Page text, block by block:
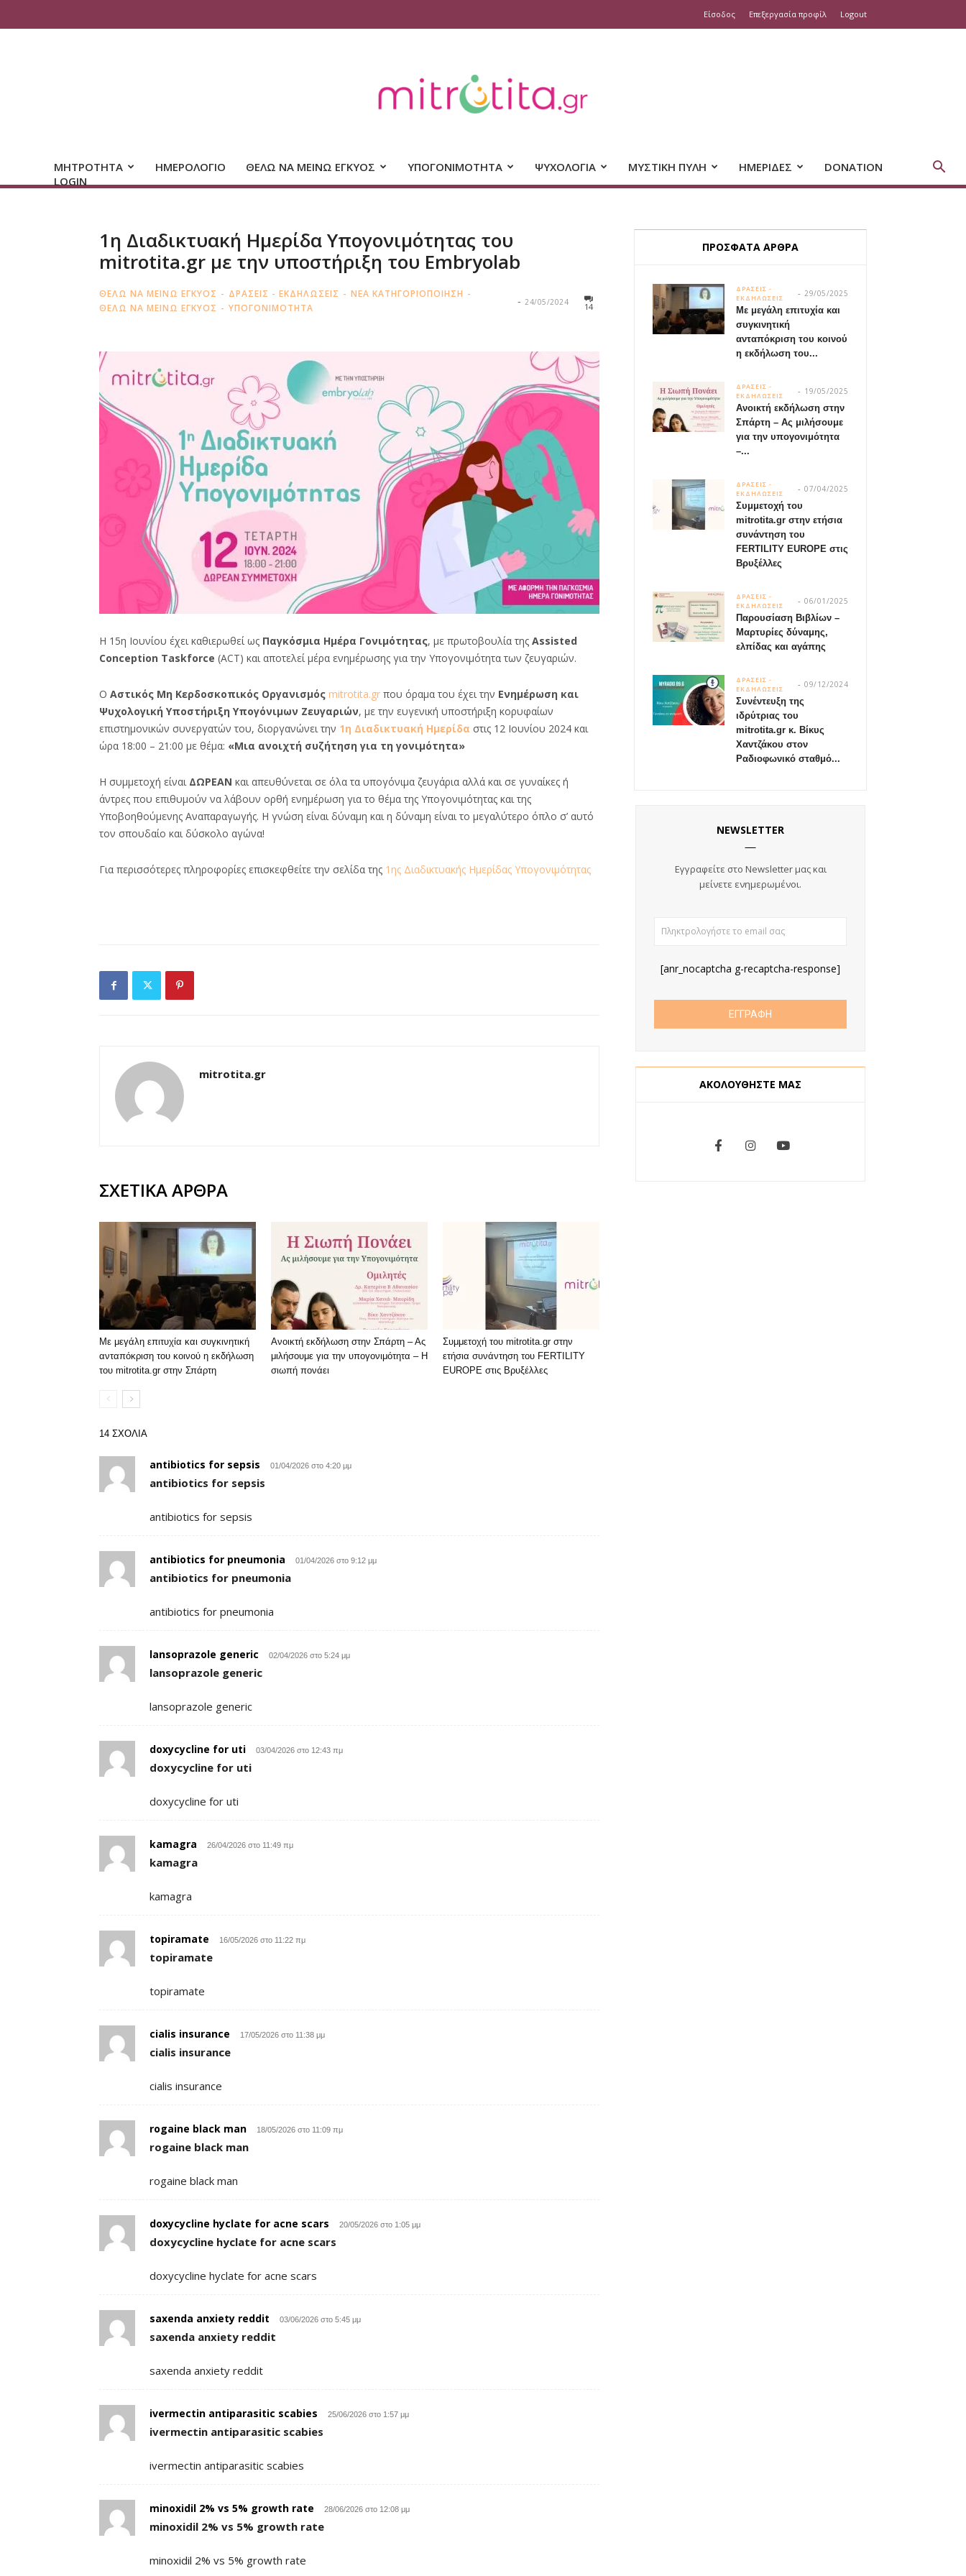
Είσοδος Επεξεργασία προφίλ Logout
Mitrotita
ΜΗΤΡΟΤΗΤΑ ΗΜΕΡΟΛΟΓΙΟ ΘΕΛΩ ΝΑ ΜΕΙΝΩ ΕΓΚΥΟΣ ΥΠΟΓΟΝΙΜΟΤΗΤΑ ΨΥΧΟΛΟΓΙΑ ΜΥΣΤΙΚΗ ΠΥΛΗ ΗΜΕΡΙΔΕΣ
DONATION
LOGIN
Θέλω να μείνω έγκυος
[wpseo_breadcrumb]
1η Διαδικτυακή Ημερίδα Υπογονιμότητας του
mitrotita.gr με την υποστήριξη του Embryolab
ΘΕΛΩ ΝΑ ΜΕΙΝΩ ΕΓΚΥΟΣ ΔΡΑΣΕΙΣ - ΕΚΔΗΛΩΣΕΙΣ
ΝΕΑ ΚΑΤΗΓΟΡΙΟΠΟΙΗΣΗ
ΘΕΛΩ ΝΑ ΜΕΙΝΩ ΕΓΚΥΟΣ
ΥΠΟΓΟΝΙΜΟΤΗΤΑ
24/05/2024 14
Η 15η Ιουνίου έχει καθιερωθεί ως Παγκόσμια Ημέρα Γονιμότητας, με πρωτοβουλία της Assisted
Conception Taskforce (ACT) και αποτελεί μέρα ενημέρωσης για την Υπογονιμότητα των ζευγαριών.
Ο Αστικός Μη Κερδοσκοπικός Οργανισμός mitrotita.gr που όραμα του έχει την Ενημέρωση και
Ψυχολογική Υποστήριξη Υπογόνιμων Ζευγαριών, με την ευγενική υποστήριξη κορυφαίων
επιστημονικών συνεργατών του, διοργανώνει την 1η Διαδικτυακή Ημερίδα στις 12 Ιουνίου 2024 και
ώρα 18:00 – 21:00 με θέμα: «Μια ανοιχτή συζήτηση για τη γονιμότητα»
Η συμμετοχή είναι ΔΩΡΕΑΝ και απευθύνεται σε όλα τα υπογόνιμα ζευγάρια αλλά και σε γυναίκες ή
άντρες που επιθυμούν να λάβουν ορθή ενημέρωση για το θέμα της Υπογονιμότητας και της
Υποβοηθούμενης Αναπαραγωγής. Η γνώση είναι δύναμη και η δύναμη είναι το μεγαλύτερο όπλο σ’ αυτό
τον σπουδαίο και δύσκολο αγώνα!
Για περισσότερες πληροφορίες επισκεφθείτε την σελίδα της 1ης Διαδικτυακής Ημερίδας Υπογονιμότητας
mitrotita.gr
ΣΧΕΤΙΚΑ ΑΡΘΡΑ
Με μεγάλη επιτυχία και συγκινητική
ανταπόκριση του κοινού η εκδήλωση
του mitrotita.gr στην Σπάρτη
Ανοικτή εκδήλωση στην Σπάρτη – Ας
μιλήσουμε για την υπογονιμότητα – Η
σιωπή πονάει
Συμμετοχή του mitrotita.gr στην
ετήσια συνάντηση του FERTILITY
EUROPE στις Βρυξέλλες
14 ΣΧΟΛΙΑ
antibiotics for sepsis 01/04/2026 στο 4:20 μμ
antibiotics for sepsis
antibiotics for sepsis
antibiotics for pneumonia 01/04/2026 στο 9:12 μμ
antibiotics for pneumonia
antibiotics for pneumonia
lansoprazole generic 02/04/2026 στο 5:24 μμ
lansoprazole generic
lansoprazole generic
doxycycline for uti 03/04/2026 στο 12:43 πμ
doxycycline for uti
doxycycline for uti
kamagra 26/04/2026 στο 11:49 πμ
kamagra
kamagra
topiramate 16/05/2026 στο 11:22 πμ
topiramate
topiramate
cialis insurance 17/05/2026 στο 11:38 μμ
cialis insurance
cialis insurance
rogaine black man 18/05/2026 στο 11:09 πμ
rogaine black man
rogaine black man
doxycycline hyclate for acne scars 20/05/2026 στο 1:05 μμ
doxycycline hyclate for acne scars
doxycycline hyclate for acne scars
saxenda anxiety reddit 03/06/2026 στο 5:45 μμ
saxenda anxiety reddit
saxenda anxiety reddit
ivermectin antiparasitic scabies 25/06/2026 στο 1:57 μμ
ivermectin antiparasitic scabies
ivermectin antiparasitic scabies
minoxidil 2% vs 5% growth rate 28/06/2026 στο 12:08 μμ
minoxidil 2% vs 5% growth rate
minoxidil 2% vs 5% growth rate
ΠΡΟΣΦΑΤΑ ΑΡΘΡΑ
Με μεγάλη επιτυχία και
συγκινητική
ανταπόκριση του κοινού
η εκδήλωση του...
ΔΡΑΣΕΙΣ -
ΕΚΔΗΛΩΣΕΙΣ
29/05/2025
Ανοικτή εκδήλωση στην
Σπάρτη – Ας μιλήσουμε
για την υπογονιμότητα
–...
ΔΡΑΣΕΙΣ -
ΕΚΔΗΛΩΣΕΙΣ
19/05/2025
Συμμετοχή του
mitrotita.gr στην ετήσια
συνάντηση του
FERTILITY EUROPE στις
Βρυξέλλες
ΔΡΑΣΕΙΣ -
ΕΚΔΗΛΩΣΕΙΣ
07/04/2025
Παρουσίαση Βιβλίων –
Μαρτυρίες δύναμης,
ελπίδας και αγάπης
ΔΡΑΣΕΙΣ -
ΕΚΔΗΛΩΣΕΙΣ
06/01/2025
Συνέντευξη της
ιδρύτριας του
mitrotita.gr κ. Βίκυς
Χαντζάκου στον
Ραδιοφωνικό σταθμό...
ΔΡΑΣΕΙΣ -
ΕΚΔΗΛΩΣΕΙΣ
09/12/2024
NEWSLETTER
Εγγραφείτε στο Newsletter μας και
μείνετε ενημερωμένοι.
[anr_nocaptcha g-recaptcha-response]
ΑΚΟΛΟΥΘΗΣΤΕ ΜΑΣ